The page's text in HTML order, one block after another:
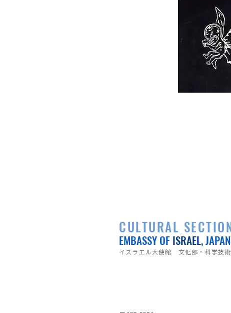
CULTURAL
EMBASSY OFISRAEL, JAPAN
イスラエル大使館 文化部・科学技